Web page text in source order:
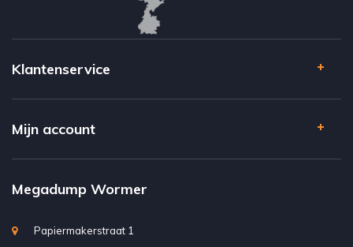
Klantenservice
Mijn account
Megadump Wormer
Papiermakerstraat 1